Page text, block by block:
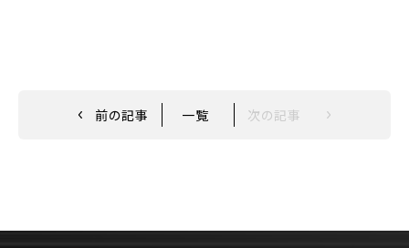
前の記事 一覧 次の記事